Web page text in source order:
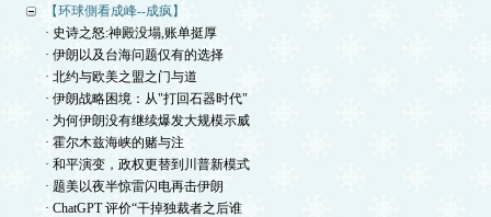
【环球側看成峰--成疯】
· 史诗之怒:神殿没塌,账单挺厚
· 伊朗以及台海问题仅有的选择
· 北约与欧美之盟之门与道
· 伊朗战略困境：从"打回石器时代"
· 为何伊朗没有继续爆发大规模示威
· 霍尔木兹海峡的赌与注
· 和平演变，政权更替到川普新模式
· 题美以夜半惊雷闪电再击伊朗
· ChatGPT 评价“干掉独裁者之后谁